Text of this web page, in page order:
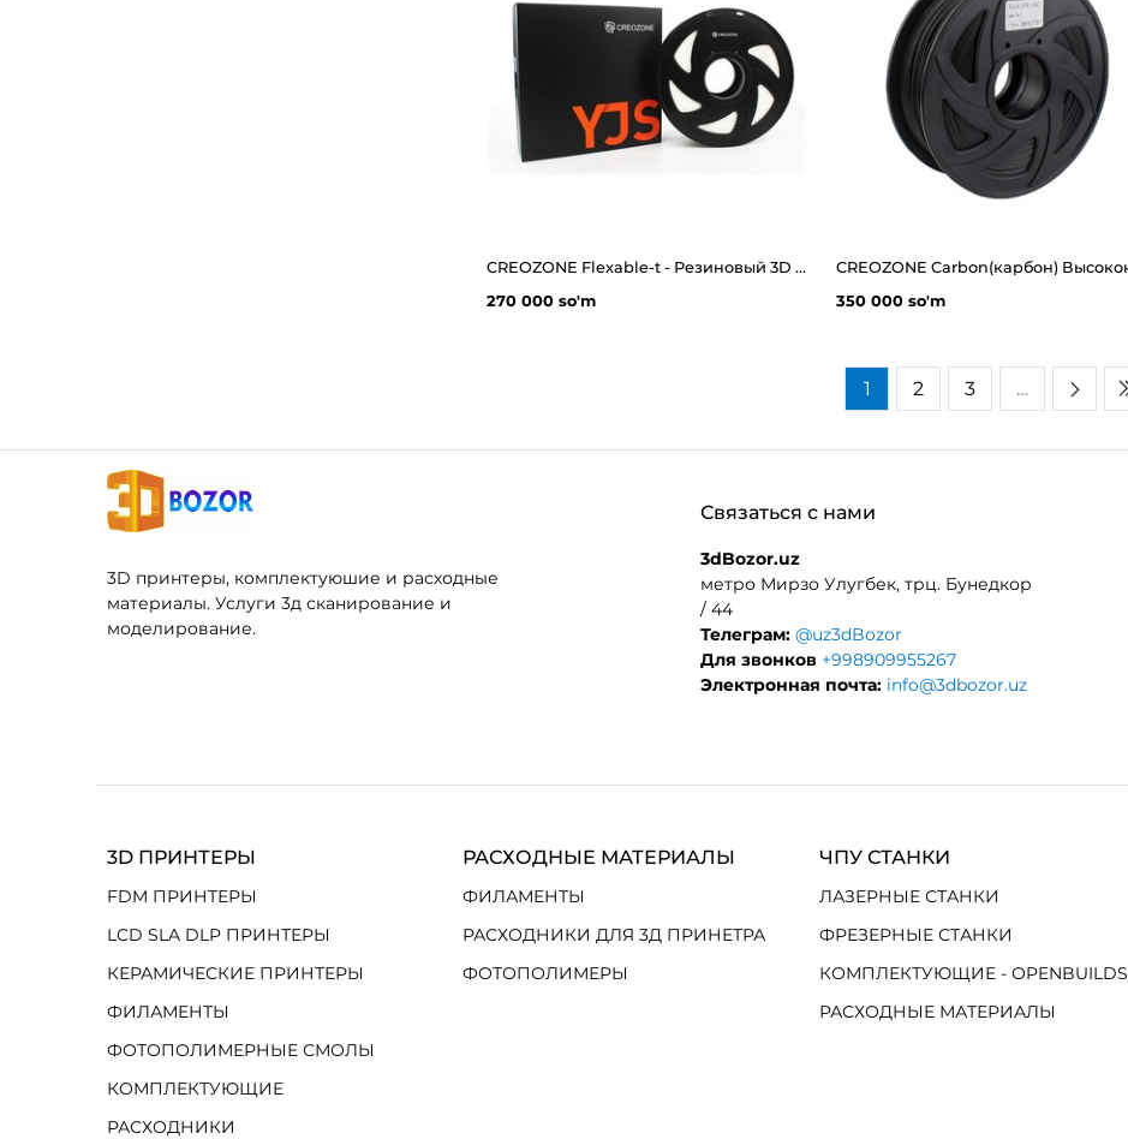
CREOZONE Flexable-t - Резиновый 3D пластик филамент для 3д принтера. Наивысшего качества
270 000 so'm
350 000 so'm
1 2 3 …
3D принтеры, комплектуюшие и расходные
материалы. Услуги 3д сканирование и
моделирование.
Связаться с нами
3dBozor.uz
метро Мирзо Улугбек, трц. Бунедкор
/ 44
Телеграм: @uz3dBozor
Для звонков +998909955267
Электронная почта: info@3dbozor.uz
3D ПРИНТЕРЫ
FDM ПРИНТЕРЫ
LCD SLA DLP ПРИНТЕРЫ
КЕРАМИЧЕСКИЕ ПРИНТЕРЫ
ФИЛАМЕНТЫ
ФОТОПОЛИМЕРНЫЕ СМОЛЫ
КОМПЛЕКТУЮЩИЕ
РАСХОДНИКИ
РАСХОДНЫЕ МАТЕРИАЛЫ
ФИЛАМЕНТЫ
РАСХОДНИКИ ДЛЯ 3Д ПРИНЕТРА
ФОТОПОЛИМЕРЫ
ЧПУ СТАНКИ
ЛАЗЕРНЫЕ СТАНКИ
ФРЕЗЕРНЫЕ СТАНКИ
КОМПЛЕКТУЮЩИЕ - OPENBUILDS
РАСХОДНЫЕ МАТЕРИАЛЫ